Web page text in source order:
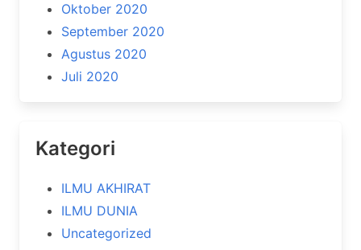
Oktober 2020
September 2020
Agustus 2020
Juli 2020
Kategori
ILMU AKHIRAT
ILMU DUNIA
Uncategorized